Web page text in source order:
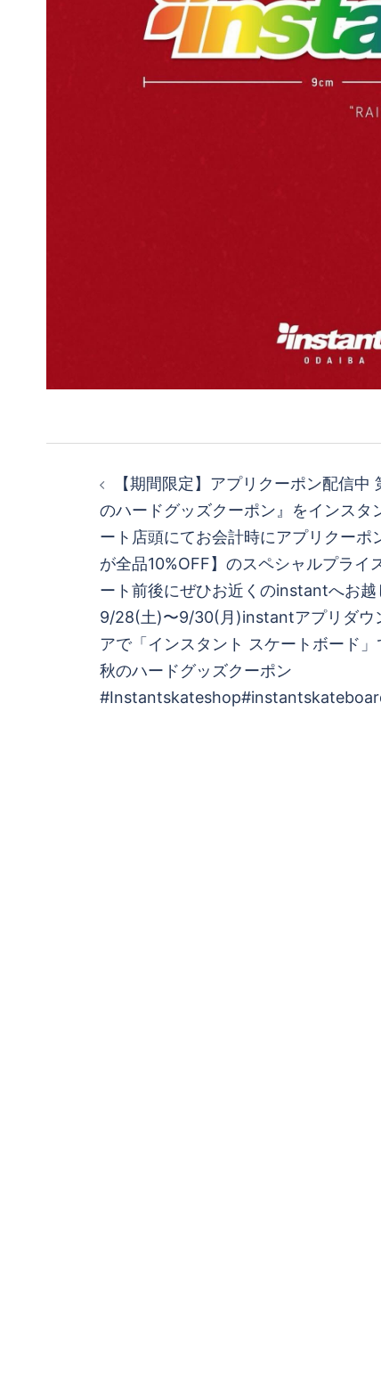
【期間限定】アプリクーポン配信中
のハードグッズクーポン』をインスタ
ート︎店頭にてお会計時にアプリクーポ
が全品10%OFF】のスペシャルプライ
ート前後にぜひお近くのinstantへお越
9/28(土)〜9/30(月)instantアプリダウ
アで「インスタント スケートボード
秋のハードグッズクーポン